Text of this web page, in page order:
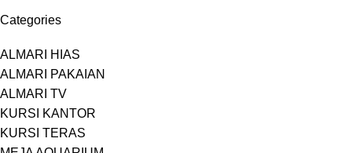
Categories
ALMARI HIAS
ALMARI PAKAIAN
ALMARI TV
KURSI KANTOR
KURSI TERAS